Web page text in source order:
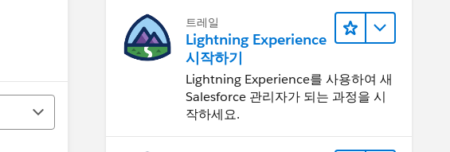
트레일
Lightning Experience
시작하기
Lightning Experience를 사용하여 새
Salesforce 관리자가 되는 과정을 시
작하세요.